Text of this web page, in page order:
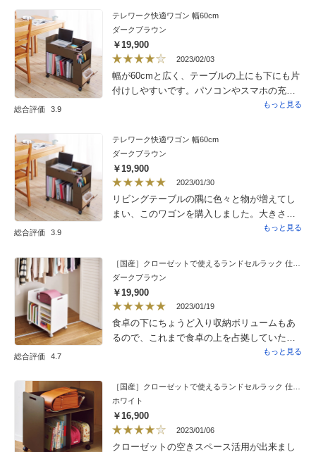
用しますが…。日本製だし、しっかりしてい
るので、長く使えそうです。
総合評価 3.9
テレワーク快適ワゴン 幅60cm
ダークブラウン
￥19,900
2023/02/03
幅が60cmと広く、テーブルの上にも下にも片
付けしやすいです。パソコンやスマホの充
電、リモコンやいろいろな小物の整理に十分
で、見た目にもスッキリとします。このワゴ
ンで解決しましたが、塗装の色が意外と綺麗
でなく、ちょっと残念なとこです。もう少
し、濃いこげ茶色で落ち着いた色にして欲し
かったです。
もっと見る
総合評価 3.9
テレワーク快適ワゴン 幅60cm
ダークブラウン
￥19,900
2023/01/30
リビングテーブルの隅に色々と物が増えてし
まい、このワゴンを購入しました。大きさは
ちょうどよく、リビングテーブルの物を整理
トもついていますので使用していますが便利
です。
もっと見る
総合評価 4.7
［国産］クローゼットで使えるランドセルラック 仕切りありタイプ
ダークブラウン
￥19,900
2023/01/19
食卓の下にちょうど入り収納ボリュームもあ
るので、これまで食卓の上を占拠していた書
もっと見る
［国産］クローゼットで使えるランドセルラック 仕切りなしタイプ
ホワイト
￥16,900
2023/01/06
クローゼットの空きスペース活用が出来まし